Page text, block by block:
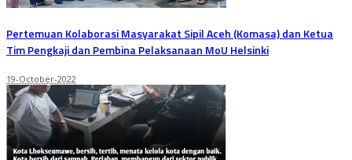
Pertemuan Kolaborasi Masyarakat Sipil Aceh (Komasa) dan Ketua
Tim Pengkaji dan Pembina Pelaksanaan MoU Helsinki
19-October-2022